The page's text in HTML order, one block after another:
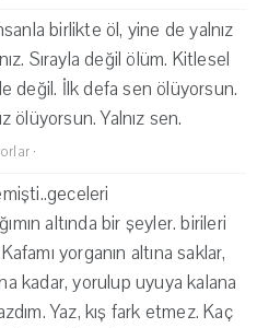
birlikte öl, yine de yalnız
Sırayla değil ölüm. Kitlesel
değil. İlk defa sen ölüyorsun.
ölüyorsun. Yalnız sen.
·
altında bir şeyler. birileri
yorganın altına saklar,
kadar, yorulup uyuya kalana
Yaz, kış fark etmez. Kaç